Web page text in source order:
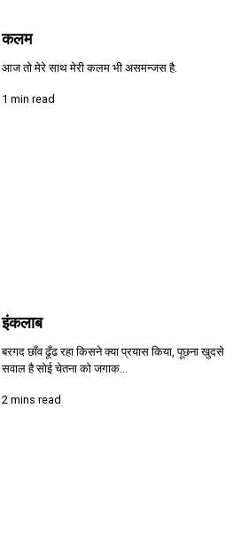
कलम
आज तो मेरे साथ मेरी कलम भी असमन्जस है.
1 min read
इंकलाब
बरगद छाँव ढूँढ रहा किसने क्या प्रयास किया, पूछना खुदसे
सवाल है सोई चेतना को जगाक...
2 mins read